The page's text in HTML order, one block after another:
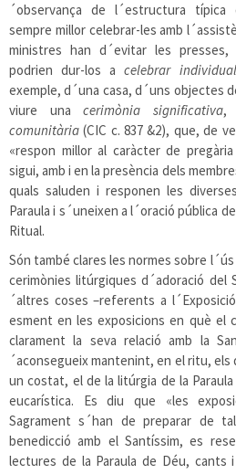
´observança de l´estructura
sempre millor celebrar-les amb
ministres han d´evitar les
podrien dur-los acelebrar
exemple, d´una casa, d´uns objectes
viure unacerimònia significativa,
comunitària (CIC c. 837 &2), que, de
«respon millor al caràcter de
sigui, amb i en la presència dels
quals saluden i responen les
Paraula i s´uneixen a l´oració pública
Ritual.
Són també clares les normes sobre
cerimònies litúrgiques d´adoració del
´altres coses –referents a
esment en les exposicions en què el
clarament la seva relació amb la
´aconsegueix mantenint, en el ritu,
un costat, el de la litúrgia de la
eucarística. Es diu que «les
Sagrament s´han de preparar de
benedicció amb el Santíssim, es
lectures de la Paraula de Déu, cants